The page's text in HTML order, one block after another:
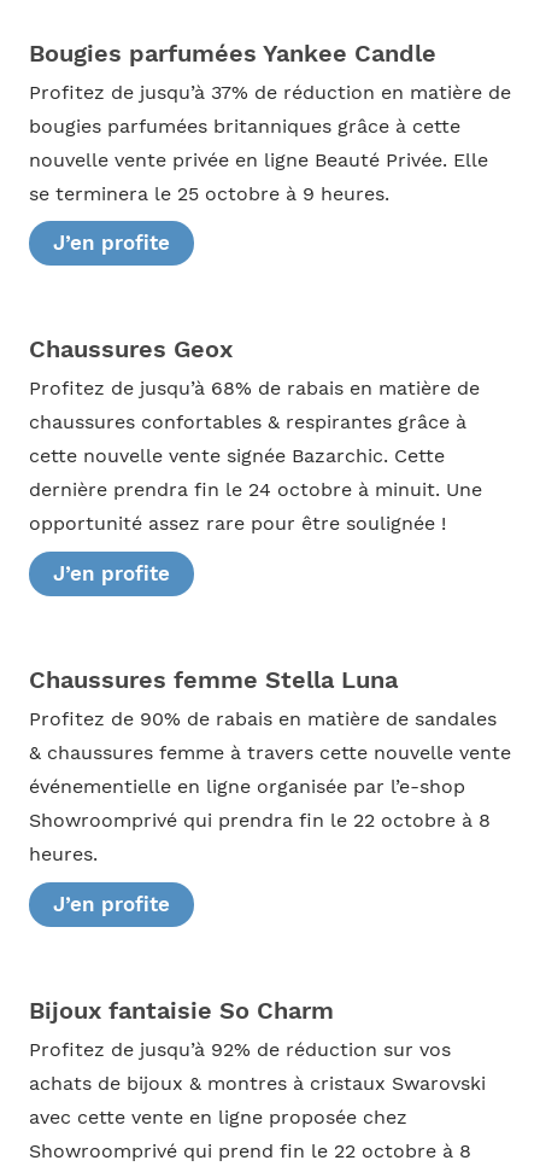
Bougies parfumées Yankee Candle
Profitez de jusqu’à 37% de réduction en matière de
bougies parfumées britanniques grâce à cette
nouvelle vente privée en ligne Beauté Privée. Elle
se terminera le 25 octobre à 9 heures.
J’en profite
Chaussures Geox
Profitez de jusqu’à 68% de rabais en matière de
chaussures confortables & respirantes grâce à
cette nouvelle vente signée Bazarchic. Cette
dernière prendra fin le 24 octobre à minuit. Une
opportunité assez rare pour être soulignée !
J’en profite
Chaussures femme Stella Luna
Profitez de 90% de rabais en matière de sandales
& chaussures femme à travers cette nouvelle vente
événementielle en ligne organisée par l’e-shop
Showroomprivé qui prendra fin le 22 octobre à 8
heures.
J’en profite
Bijoux fantaisie So Charm
Profitez de jusqu’à 92% de réduction sur vos
achats de bijoux & montres à cristaux Swarovski
avec cette vente en ligne proposée chez
Showroomprivé qui prend fin le 22 octobre à 8